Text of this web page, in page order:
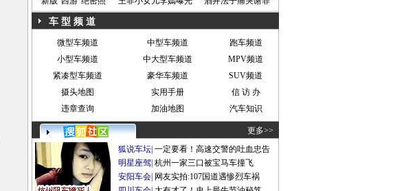
车 型 频 道
微型车频道 中型车频道
跑车频道
小型车频道
中大型车频道
MPV频道
紧凑型车频道
豪华车频道
SUV频道
摄头地图
实用手册
信 访 办
违章查询
加油地图 汽车知识
更多>>
狐说车坛 一定要看！高速交警的吐血忠告
明星座驾 杭州一家三口被宝马车撞飞
安阳车会 网友实拍:107国道遇惨烈车祸